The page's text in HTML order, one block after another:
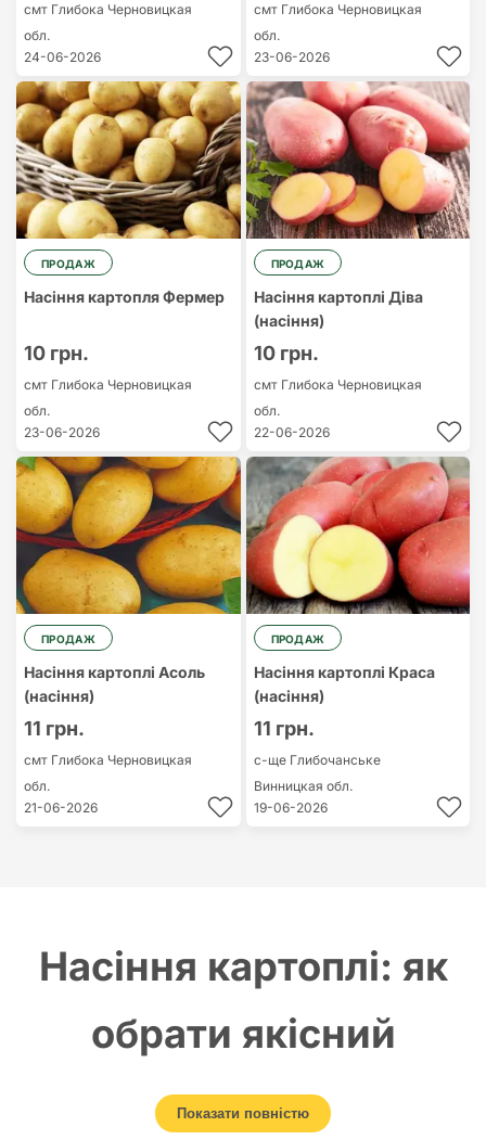
смт Глибока Черновицкая
обл.
24-06-2026
смт Глибока Черновицкая
обл.
23-06-2026
ПРОДАЖ
Насіння картопля Фермер
10 грн.
смт Глибока Черновицкая
обл.
23-06-2026
ПРОДАЖ
Насіння картоплі Діва
(насіння)
10 грн.
смт Глибока Черновицкая
обл.
22-06-2026
ПРОДАЖ
Насіння картоплі Асоль
(насіння)
11 грн.
смт Глибока Черновицкая
обл.
21-06-2026
ПРОДАЖ
Насіння картоплі Краса
(насіння)
11 грн.
с-ще Глибочанське
Винницкая обл.
19-06-2026
Насіння картоплі: як
обрати якісний
матеріал для
Показати повністю